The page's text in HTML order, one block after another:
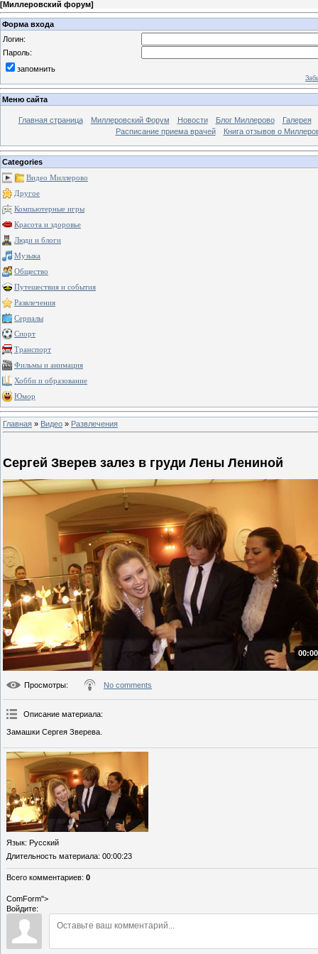
[Миллеровский форум]
Форма входа
Логин:
Пароль:
запомнить
Меню сайта
Главная страница Миллеровский Форум Новости Блог Миллерово
Галерея
Расписание приема врачей
Книга отзывов о
Categories
Видео Миллерово
Другое
Компьютерные игры
Красота и здоровье
Люди и блоги
Музыка
Общество
Путешествия и события
Развлечения
Сериалы
Спорт
Транспорт
Фильмы и анимация
Хобби и образование
Юмор
Главная » Видео » Развлечения
Сергей Зверев залез в груди Лены Лениной
Просмотры: No comments
Описание материала:
Замашки Сергея Зверева.
Язык: Русский
Длительность материала: 00:00:23
Всего комментариев: 0
ComForm">
Войдите: